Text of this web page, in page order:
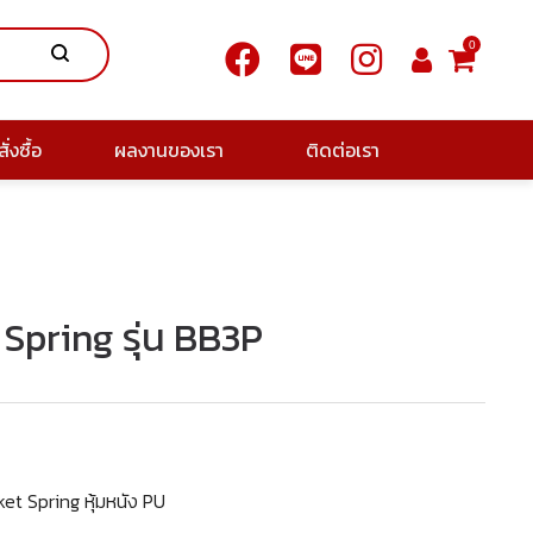
0
งซื้อ ผลงานของเรา ติดต่อเรา
รุ่น BB3P
Spring หุ้มหนัง PU